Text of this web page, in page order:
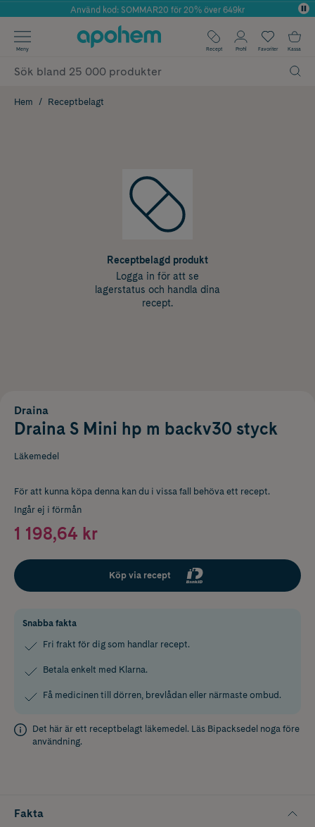
Årets Butik 2025 inom Skönhet
Använd kod: SOMMAR20 för 20% över 649kr
✓ Fri frakt
✓ Poäng på alla köp*
Meny Recept Profil Favoriter Kassa
Hem Receptbelagt
Receptbelagd produkt
Logga in för att se
lagerstatus och handla dina
recept.
Draina
Draina S Mini hp m backv30 styck
Läkemedel
För att kunna köpa denna kan du i vissa fall behöva ett recept.
Ingår ej i förmån
1 198,64 kr
Köp via recept
Snabba fakta
Fri frakt för dig som handlar recept.
Betala enkelt med Klarna.
Få medicinen till dörren, brevlådan eller närmaste ombud.
Det här är ett receptbelagt läkemedel. Läs Bipacksedel noga före
användning.
Fakta